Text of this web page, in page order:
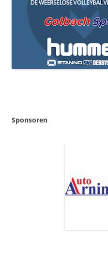
Sponsoren